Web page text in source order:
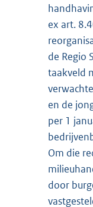
ex art.
de Regio
taakveld
en de
per 1
Om die
door